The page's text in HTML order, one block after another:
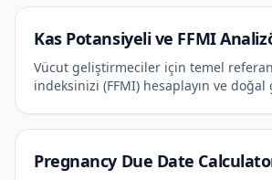
Kas Potansiyeli ve FFMI
Vücut geliştirmeciler için temel
indeksinizi (FFMI) hesaplayın ve doğal
Pregnancy Due Date